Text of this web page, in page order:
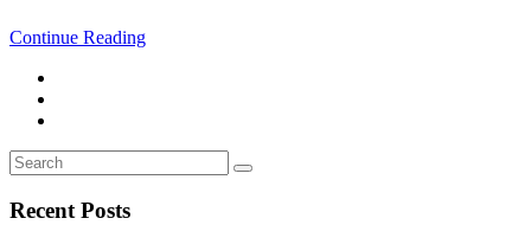
Continue Reading
Search
for:
Search
Recent Posts